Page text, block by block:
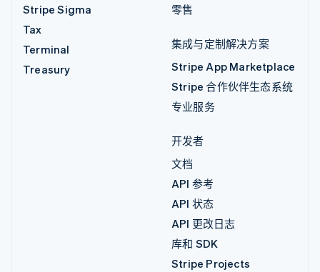
Stripe Sigma
Tax
Terminal
Treasury
零售
集成与定制解决方案
Stripe App Marketplace
Stripe 合作伙伴生态系统
专业服务
开发者
文档
API 参考
API 状态
API 更改日志
库和 SDK
Stripe Projects